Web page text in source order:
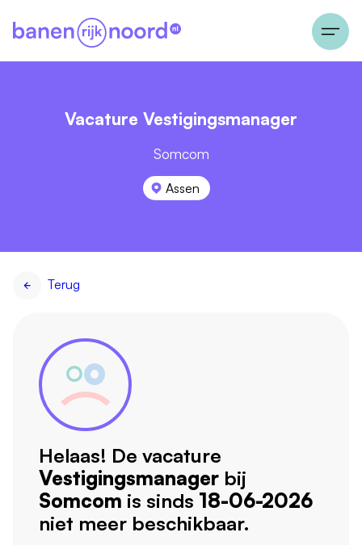
Vacature Vestigingsmanager
Somcom
Assen
Terug
Helaas! De vacature
Vestigingsmanager bij
Somcom is sinds 18-06-2026
niet meer beschikbaar.